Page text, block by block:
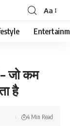
Font
Resizer
Aa
– जो कम
है
4 Min Read